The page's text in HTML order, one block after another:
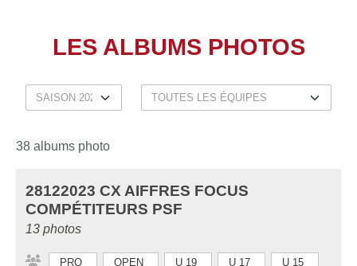
LES ALBUMS PHOTOS
38 albums photo
28122023 CX AIFFRES FOCUS
COMPÉTITEURS PSF
13 photos
PRO OPEN U 19 U 17
U 15